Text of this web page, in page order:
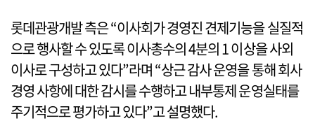
롯데관광개발 측은 “이사회가 경영진 견제기능을 실질적
으로 행사할 수 있도록 이사총수의 4분의 1 이상을 사외
이사로 구성하고 있다”라며 “상근 감사 운영을 통해 회사
경영 사항에 대한 감시를 수행하고 내부통제 운영실태를
주기적으로 평가하고 있다”고 설명했다.